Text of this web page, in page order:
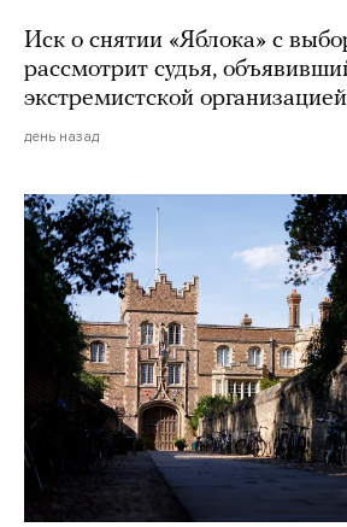
Иск о снятии «Яблока» с
рассмотрит судья,
экстремистской организацией
день назад